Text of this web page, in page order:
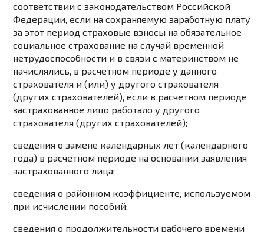
соответствии сзаконодательством Российской
Федерации, если на сохраняемую заработную плату
за этот период страховые взносы на обязательное
социальное страхование на случай временной
нетрудоспособности и в связи с материнством не
начислялись, в расчетном периоде у данного
страхователя и (или) у другого страхователя
(других страхователей), если в расчетном периоде
застрахованное лицо работало у другого
страхователя (других страхователей);
сведения о замене календарных лет (календарного
года) в расчетном периоде на основании заявления
застрахованного лица;
сведения о районном коэффициенте, используемом
при исчислении пособий;
сведения о продолжительности рабочего времени